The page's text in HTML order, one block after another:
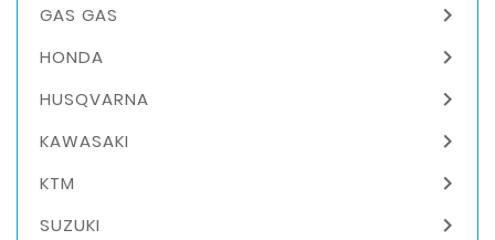
GAS GAS 
HONDA 
HUSQVARNA 
KAWASAKI 
KTM 
SUZUKI 